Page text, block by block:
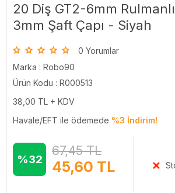
20 Diş GT2-6mm
3mm Şaft Çapı - Siyah
0 Yorumlar
Marka : Robo90
Ürün Kodu : R000513
38,00 TL + KDV
Havale/EFT ile ödemede %3 İndirim!
%32 45,60 TL
67,45TL